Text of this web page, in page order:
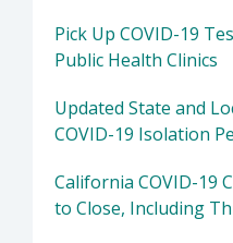
Pick Up COVID-19
Public Health Clinics
Updated State and
COVID-19 Isolation
California COVID-19
to Close, Including